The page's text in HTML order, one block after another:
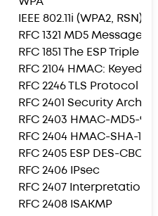
IEEE 802.11i (WPA2, RSN)
RFC 1321 MD5
RFC 1851 The ESP Triple
RFC 2104 HMAC:
RFC 2246 TLS Protocol
RFC 2401 Security
RFC 2403 HMAC-MD5-
RFC 2404 HMAC-SHA-1-
RFC 2405 ESP DES-
RFC 2406 IPsec
RFC 2407 Interpretation
RFC 2408 ISAKMP